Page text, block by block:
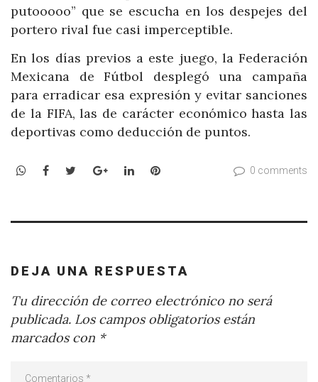
putooooo” que se escucha en los despejes del
portero rival fue casi imperceptible.
En los días previos a este juego, la Federación
Mexicana de Fútbol desplegó una campaña
para erradicar esa expresión y evitar sanciones
de la FIFA, las de carácter económico hasta las
deportivas como deducción de puntos.
WhatsApp
Facebook
TwitterGoogle+LinkedInPinterest 0 comments
DEJA UNA RESPUESTA
Tu dirección de correo electrónico no será
publicada. Los campos obligatorios están
marcados con *